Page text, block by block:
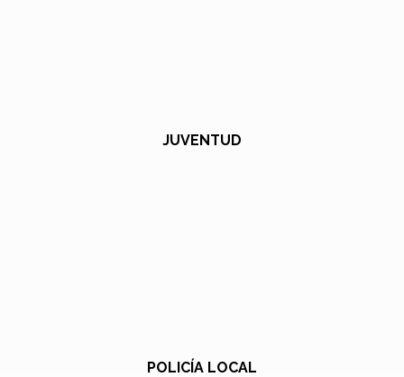
JUVENTUD
POLICÍA LOCAL